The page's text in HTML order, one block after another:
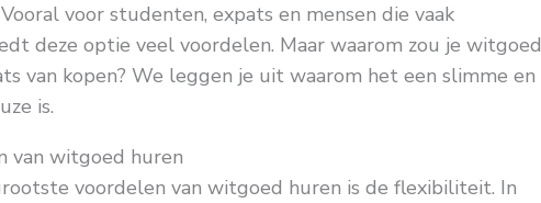
voor studenten, expats en mensen die vaak
deze optie veel voordelen. Maar waarom zou je witgoed
van kopen? We leggen je uit waarom het een slimme en
is.
van witgoed huren
voordelen van witgoed huren is de flexibiliteit. In